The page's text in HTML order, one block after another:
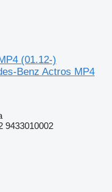
(01.12-)
Benz Actros MP4
9433010002